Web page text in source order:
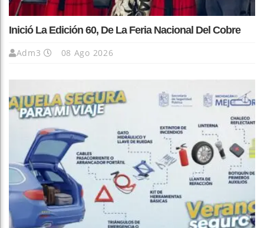
Inició La Edición 60, De La Feria Nacional Del Cobre
Adm3 08 Ago 2026